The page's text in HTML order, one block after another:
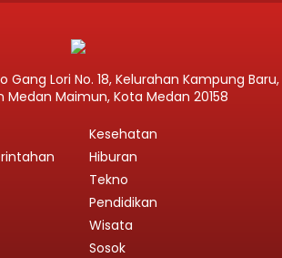
Gang Lori No. 18, Kelurahan Kampung Baru,
Maimun, Kota Medan 20158
Kesehatan
Hiburan
Tekno
Pendidikan
Wisata
Sosok